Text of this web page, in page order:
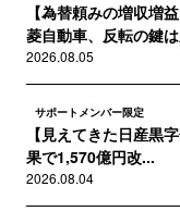
【為替頼みの増収増
菱自動車、反転の鍵
2026.08.05
サポートメンバー限定
【見えてきた日産黒
果で1,570億円改...
2026.08.04